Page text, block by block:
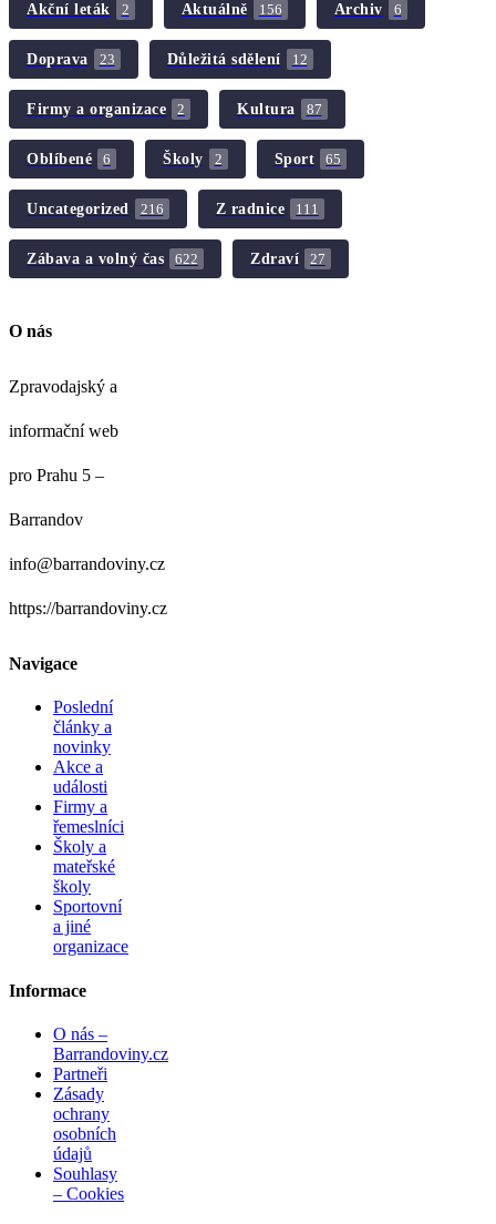
Akční leták 2 Aktuálně 156 Archiv 6
Doprava 23 Důležitá sdělení 12
Firmy a organizace 2 Kultura 87
Oblíbené 6 Školy 2 Sport 65
Uncategorized 216 Z radnice 111
Zábava a volný čas 622 Zdraví 27
O nás
Zpravodajský a
informační web
pro Prahu 5 –
Barrandov
info@barrandoviny.cz
https://barrandoviny.cz
Navigace
Poslední
články a
novinky
Akce a
události
Firmy a
řemeslníci
Školy a
mateřské
školy
Sportovní
a jiné
organizace
Informace
O nás –
Barrandoviny.cz
Partneři
Zásady
ochrany
osobních
údajů
Souhlasy
– Cookies